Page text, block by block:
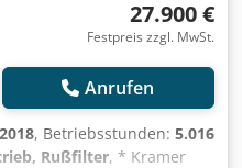
27.900 €
Festpreis zzgl. MwSt.
Anrufen
2018, Betriebsstunden: 5.016
Rußfilter, * Kramer